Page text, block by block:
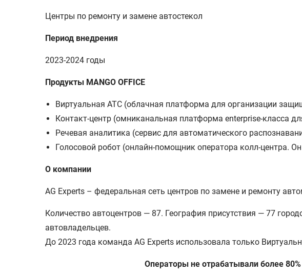
Центры по ремонту и замене автостекол
Период внедрения
2023-2024 годы
Продукты MANGO OFFICE
Виртуальная АТС (облачная платформа для организации
Контакт-центр (омниканальная платформа enterprise-класса
Речевая аналитика (сервис для автоматического
Голосовой робот (онлайн-помощник оператора колл-центра.
О компании
AG Experts – федеральная сеть центров по замене и ремонту
Количество автоцентров — 87. География присутствия — 77
автовладельцев.
До 2023 года команда AG Experts использовала только
Операторы не отрабатывали более